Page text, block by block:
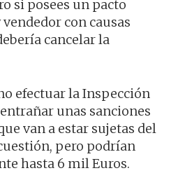
si posees un pacto
con causas
cancelar la
efectuar la Inspección
unas sanciones
van a estar sujetas del
pero podrían
hasta 6 mil Euros.